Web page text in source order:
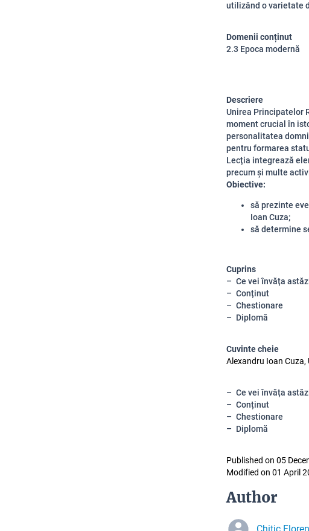
utilizând o varietate
Domenii conținut
2.3 Epoca modernă
Descriere
Unirea Principatelor
moment crucial în
personalitatea
pentru formarea
Lecția integrează
precum și multe
Obiective:
să prezinte
Ioan Cuza;
să determine
Cuprins
Ce vei învăța
Conținut
Chestionare
Diplomă
Cuvinte cheie
Alexandru Ioan
Ce vei învăța
Conținut
Chestionare
Diplomă
Published on 05
Modified on 01 April
Author